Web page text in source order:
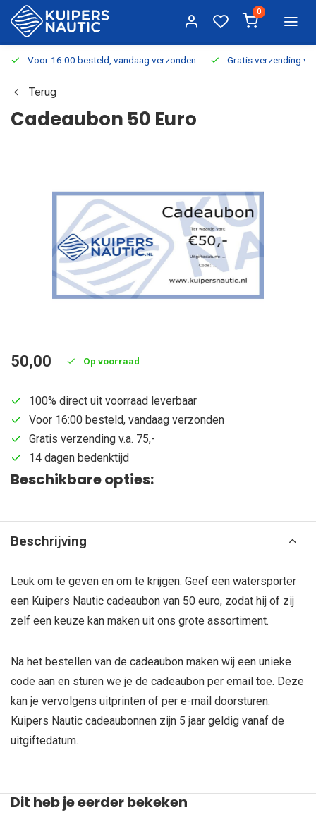
0
Voor 16:00 besteld, vandaag verzonden Gratis verzending
Terug
Cadeaubon 50 Euro
50,00 Op voorraad
100% direct uit voorraad leverbaar
Voor 16:00 besteld, vandaag verzonden
Gratis verzending v.a. 75,-
14 dagen bedenktijd
Beschikbare opties:
Beschrijving
Leuk om te geven en om te krijgen. Geef een watersporter
een Kuipers Nautic cadeaubon van 50 euro, zodat hij of zij
zelf een keuze kan maken uit ons grote assortiment.
Na het bestellen van de cadeaubon maken wij een unieke
code aan en sturen we je de cadeaubon per email toe. Deze
kan je vervolgens uitprinten of per e-mail doorsturen.
Kuipers Nautic cadeaubonnen zijn 5 jaar geldig vanaf de
uitgiftedatum.
Dit heb je eerder bekeken